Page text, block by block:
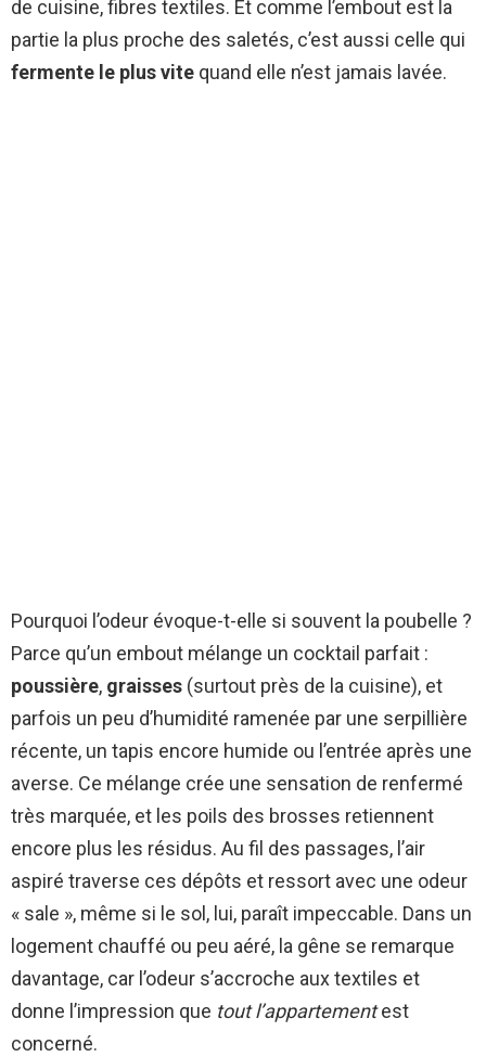
de cuisine, fibres textiles. Et comme l’embout est la
partie la plus proche des saletés, c’est aussi celle qui
fermente le plus vite quand elle n’est jamais lavée.
Pourquoi l’odeur évoque-t-elle si souvent la poubelle ?
Parce qu’un embout mélange un cocktail parfait :
poussière, graisses (surtout près de la cuisine), et
parfois un peu d’humidité ramenée par une serpillière
récente, un tapis encore humide ou l’entrée après une
averse. Ce mélange crée une sensation de renfermé
très marquée, et les poils des brosses retiennent
encore plus les résidus. Au fil des passages, l’air
aspiré traverse ces dépôts et ressort avec une odeur
« sale », même si le sol, lui, paraît impeccable. Dans un
logement chauffé ou peu aéré, la gêne se remarque
davantage, car l’odeur s’accroche aux textiles et
donne l’impression que tout l’appartementest
concerné.